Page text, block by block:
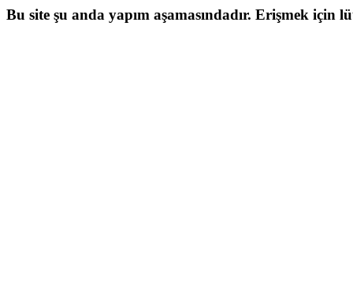
Bu site şu anda yapım aşamasındadır. Erişmek için